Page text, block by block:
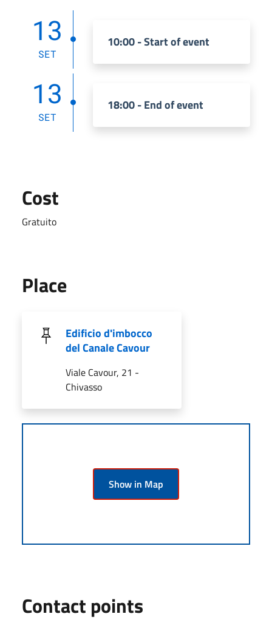
13
SET
10:00 - Start of event
13
SET
18:00 - End of event
Cost
Gratuito
Place
Edificio d'imbocco
del Canale Cavour
Viale Cavour, 21 -
Chivasso
Show in Map
Contact points